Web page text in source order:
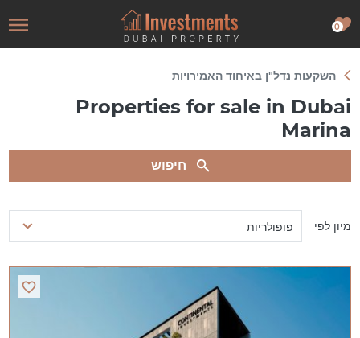
0
השקעות נדל"ן באיחוד האמירויות
Properties for sale in Dubai
Marina
חיפוש
מיון לפי פופולריות